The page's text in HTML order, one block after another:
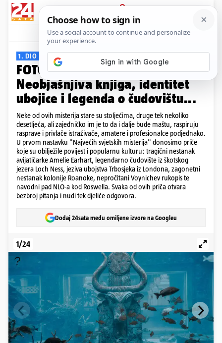
PRIJAVA
Galerija Komentari
1. DIO
FOTO Najveći misteriji svijeta:
Neobjašnjiva knjiga, identitet
ubojice i legenda o čudovištu...
Neke od ovih misterija stare su stoljećima, druge tek nekoliko
desetljeća, ali zajedničko im je to da i dalje bude maštu, raspiruju
rasprave i privlače istraživače, amatere i profesionalce podjednako.
U prvom nastavku "Najvećih svjetskih misterija" donosimo priče
koje su obilježile povijest i popularnu kulturu: tragični nestanak
avijatičarke Amelie Earhart, legendarno čudovište iz škotskog
jezera Loch Ness, jeziva ubojstva Trbosjeka iz Londona, zagonetni
nestanak kolonije Roanoke, nepročitani Voynichev rukopis te
navodni pad NLO-a kod Roswella. Svaka od ovih priča otvara
bezbroj pitanja i nudi tek djeliće odgovora.
Dodaj 24sata među omiljene izvore na Googleu
1/24